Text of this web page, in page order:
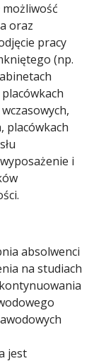
oraz
pracy
(np.
placówkach
i
absolwenci
na studiach
jest